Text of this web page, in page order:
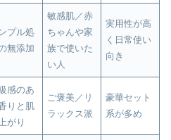
プル処
無添加
敏感肌／赤
ちゃんや家
族で使いた
い人
実用性が高
く日常使い
向き
感のあ
りと肌
がり
ご褒美／リ
ラックス派
豪華セット
系が多め